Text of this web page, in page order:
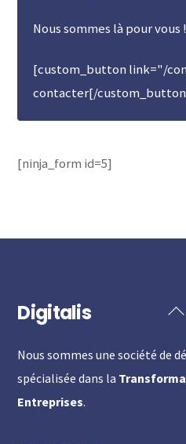
Nous sommes là pour vous !
[custom_button link="/
contacter[/
[ninja_form id=5]
Digitalis
Nous sommes une société de
spécialisée dans la
Entreprises.